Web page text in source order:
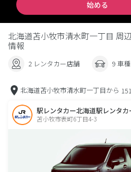
始める
北海道苫小牧市清水町一丁目 周
情報
2 レンタカー店舗 9 車種
北海道苫小牧市清水町一丁目から
駅レンタカー北海道駅レンタ
苫小牧市表町6丁目4-3